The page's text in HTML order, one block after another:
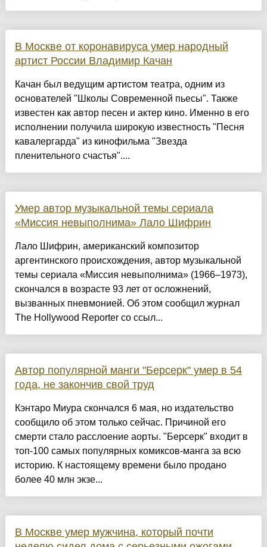
В Москве от коронавируса умер народный
артист России Владимир Качан
Качан был ведущим артистом театра, одним из
основателей "Школы Современной пьесы". Также
известен как автор песен и актер кино. Именно в его
исполнении получила широкую известность "Песня
кавалергарда" из кинофильма "Звезда
пленительного счастья"....
Умер автор музыкальной темы сериала
«Миссия невыполнима» Лало Шифрин
Лало Шифрин, американский композитор
аргентинского происхождения, автор музыкальной
темы сериала «Миссия невыполнима» (1966–1973),
скончался в возрасте 93 лет от осложнений,
вызванных пневмонией. Об этом сообщил журнал
The Hollywood Reporter со ссыл...
Автор популярной манги "Берсерк" умер в 54
года, не закончив свой труд
Кэнтаро Миура скончался 6 мая, но издательство
сообщило об этом только сейчас. Причиной его
смерти стало расслоение аорты. "Берсерк" входит в
топ-100 самых популярных комиксов-манга за всю
историю. К настоящему времени было продано
более 40 млн экзе...
В Москве умер мужчина, который почти